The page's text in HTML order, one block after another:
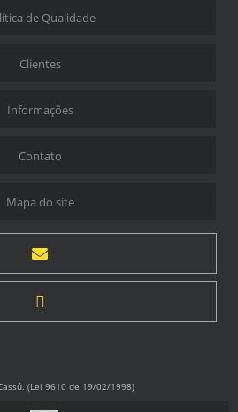
de Qualidade
Clientes
Informações
Contato
Mapa do site
(Lei 9610 de 19/02/1998)